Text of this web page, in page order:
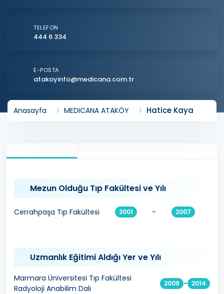
TELEFON
444 6 334
E-POSTA
atakoyinfo@medicana.com.tr
Anasayfa MEDICANA ATAKÖY Hatice Kaya
Mezun Olduğu Tıp Fakültesi ve Yılı
Cerrahpaşa Tıp Fakültesi 2001 - 2007
Uzmanlık Eğitimi Aldığı Yer ve Yılı
Marmara Üniversitesi Tıp Fakültesi
Radyoloji Anabilim Dalı
2009 - 2014